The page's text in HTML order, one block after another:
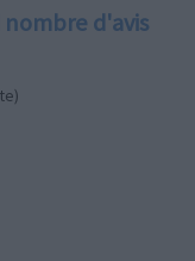
d'avis